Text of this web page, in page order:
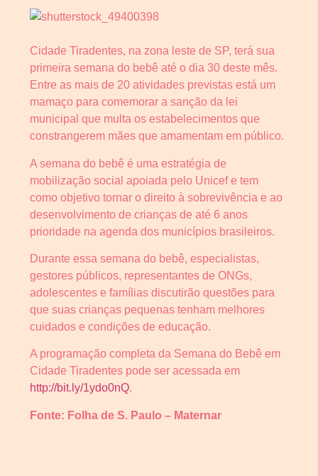
Cidade Tiradentes, na zona leste de SP, terá sua
primeira semana do bebê até o dia 30 deste mês.
Entre as mais de 20 atividades previstas está um
mamaço para comemorar a sanção da lei
municipal que multa os estabelecimentos que
constrangerem mães que amamentam em público.
A semana do bebê é uma estratégia de
mobilização social apoiada pelo Unicef e tem
como objetivo tornar o direito à sobrevivência e ao
desenvolvimento de crianças de até 6 anos
prioridade na agenda dos municípios brasileiros.
Durante essa semana do bebê, especialistas,
gestores públicos, representantes de ONGs,
adolescentes e famílias discutirão questões para
que suas crianças pequenas tenham melhores
cuidados e condições de educação.
A programação completa da Semana do Bebê em
Cidade Tiradentes pode ser acessada em
http://bit.ly/1ydo0nQ.
Fonte: Folha de S. Paulo – Maternar